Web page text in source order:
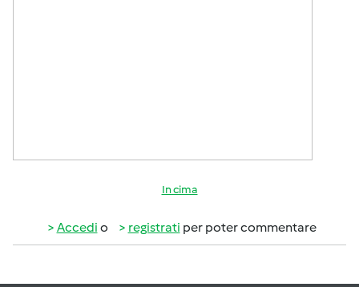
In cima
Accedi o registrati per poter commentare